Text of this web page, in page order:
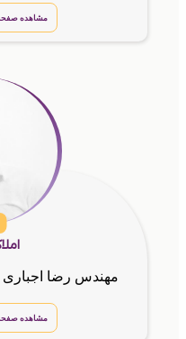
مشاهده
مهندس رضا اجباری
مشاهده